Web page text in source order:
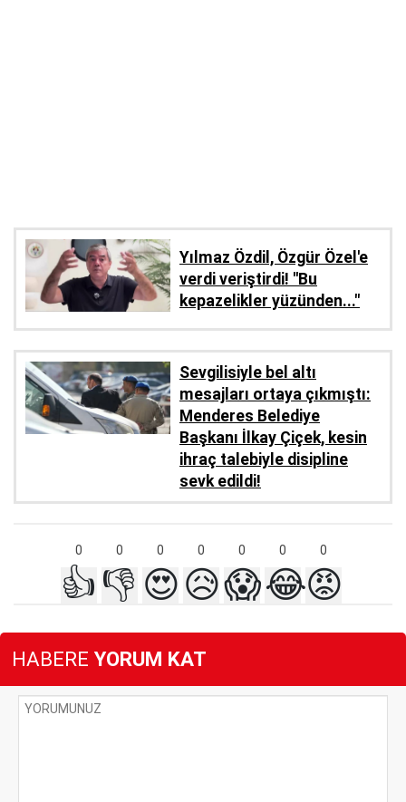
Yılmaz Özdil, Özgür Özel'e
verdi veriştirdi! ''Bu
kepazelikler yüzünden..."
Sevgilisiyle bel altı
mesajları ortaya çıkmıştı:
Menderes Belediye
Başkanı İlkay Çiçek, kesin
ihraç talebiyle disipline
sevk edildi!
0 0 0 0 0 0 0
👍 👎 😍😥😱😂😡
HABERE YORUM KAT